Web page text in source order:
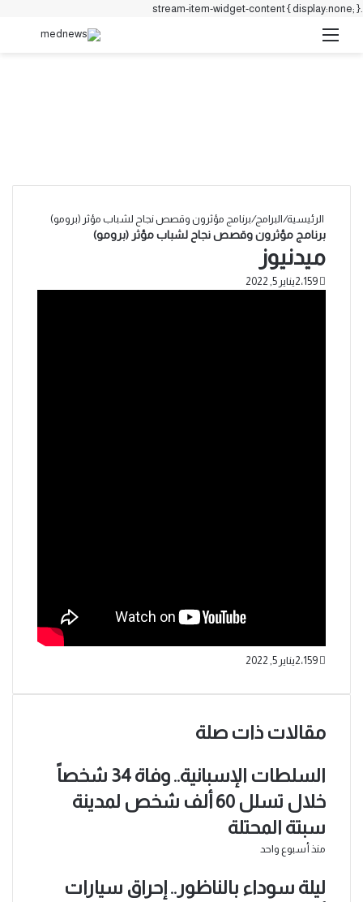
.stream-item-widget-content { display:none; }
القائمة
الرئيسية/البرامج/برنامج مؤثرون وقصص نجاح لشباب مؤثر (برومو)
برنامج مؤثرون وقصص نجاح لشباب مؤثر (برومو)
ميدنيوز
يناير 5, 2022
يناير 5, 2022
مقالات ذات صلة
السلطات الإسبانية.. وفاة 34 شخصاً
خلال تسلل 60 ألف شخص لمدينة
سبتة المحتلة
منذ أسبوع واحد
ليلة سوداء بالناظور.. إحراق سيارات